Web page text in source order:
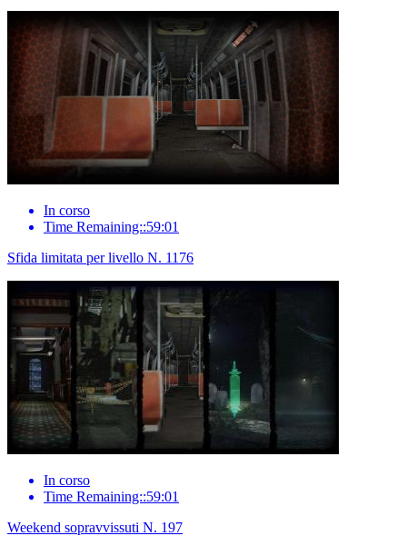
In corso
Time Remaining::59:01
Sfida limitata per livello N. 1176
In corso
Time Remaining::59:01
Weekend sopravvissuti N. 197